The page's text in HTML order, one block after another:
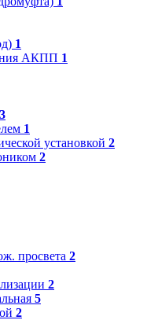
1
АКПП 1
3
1
установкой 2
2
просвета 2
2
5
2